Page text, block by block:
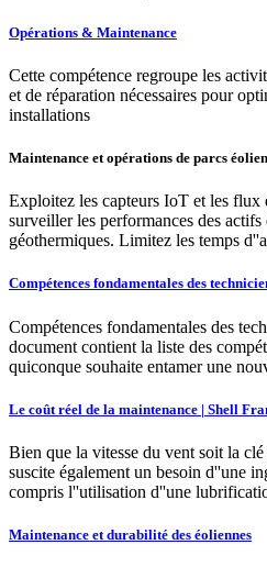
Opérations & Maintenance
Cette compétence regroupe les
et de réparation nécessaires pour
installations
Maintenance et opérations de parcs
Exploitez les capteurs IoT et les flux
surveiller les performances des actifs
géothermiques. Limitez les temps
Compétences fondamentales des
Compétences fondamentales des
document contient la liste des
quiconque souhaite entamer une
Le coût réel de la maintenance | Shell
Bien que la vitesse du vent soit la
suscite également un besoin d''une
compris l''utilisation d''une
Maintenance et durabilité des éoliennes